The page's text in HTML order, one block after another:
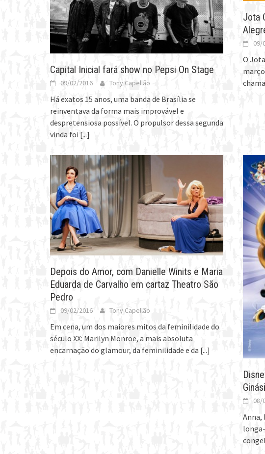
Capital Inicial fará show no Pepsi On Stage
09/02/2016 Tony Capellão
Há exatos 15 anos, uma banda de Brasília se
reinventava da forma mais improvável e
despretensiosa possível. O propulsor dessa segunda
vinda foi [...]
Jota
09/
O
Depois do Amor, com Danielle Winits e Maria
Eduarda de Carvalho em cartaz Theatro São
Pedro
09/02/2016 Tony Capellão
Em cena, um dos maiores mitos da feminilidade do
século XX: Marilyn Monroe, a mais absoluta
encarnação do glamour, da feminilidade e da [...]
08/
Anna,